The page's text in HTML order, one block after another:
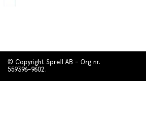
© Copyright Sprell AB - Org nr.
559396-9602.